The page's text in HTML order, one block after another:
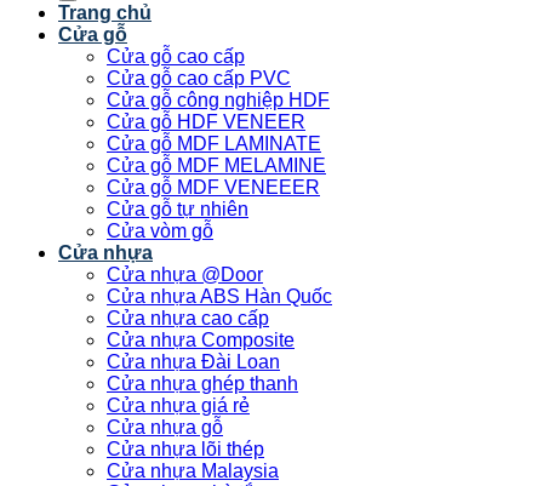
Trang chủ
Cửa gỗ
Cửa gỗ cao cấp
Cửa gỗ cao cấp PVC
Cửa gỗ công nghiệp HDF
Cửa gỗ HDF VENEER
Cửa gỗ MDF LAMINATE
Cửa gỗ MDF MELAMINE
Cửa gỗ MDF VENEEER
Cửa gỗ tự nhiên
Cửa vòm gỗ
Cửa nhựa
Cửa nhựa @Door
Cửa nhựa ABS Hàn Quốc
Cửa nhựa cao cấp
Cửa nhựa Composite
Cửa nhựa Đài Loan
Cửa nhựa ghép thanh
Cửa nhựa giá rẻ
Cửa nhựa gỗ
Cửa nhựa lõi thép
Cửa nhựa Malaysia